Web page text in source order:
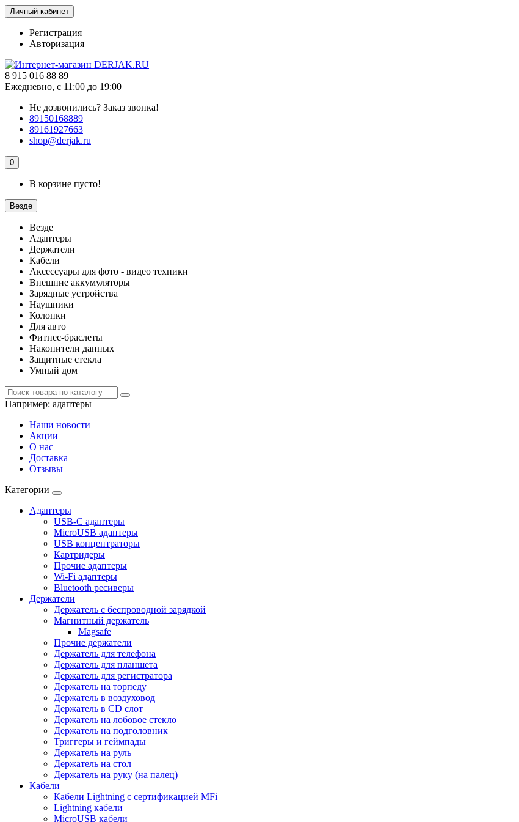
Личный кабинет
Регистрация
Авторизация
8 915 016 88 89
Ежедневно, с 11:00 до 19:00
Не дозвонились? Заказ звонка!
89150168889
89161927663
shop@derjak.ru
0
В корзине пусто!
Везде
Везде
Адаптеры
Держатели
Кабели
Аксессуары для фото - видео техники
Внешние аккумуляторы
Зарядные устройства
Наушники
Колонки
Для авто
Фитнес-браслеты
Накопители данных
Защитные стекла
Умный дом
Например: адаптеры
Наши новости
Акции
О нас
Доставка
Отзывы
Категории
Адаптеры
USB-C адаптеры
MicroUSB адаптеры
USB концентраторы
Картридеры
Прочие адаптеры
Wi-Fi адаптеры
Bluetooth ресиверы
Держатели
Держатель с беспроводной зарядкой
Магнитный держатель
Magsafe
Прочие держатели
Держатель для телефона
Держатель для планшета
Держатель для регистратора
Держатель на торпеду
Держатель в воздуховод
Держатель в CD слот
Держатель на лобовое стекло
Держатель на подголовник
Триггеры и геймпады
Держатель на руль
Держатель на стол
Держатель на руку (на палец)
Кабели
Кабели Lightning с сертификацией MFi
Lightning кабели
MicroUSB кабели